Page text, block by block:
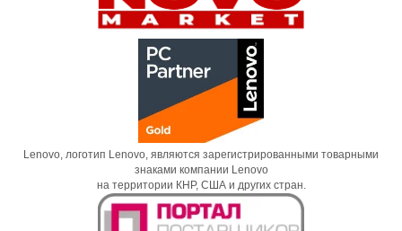
Lenovo, логотип Lenovo, являются зарегистрированными товарными
знаками компании Lenovo
на территории КНР, США и других стран.